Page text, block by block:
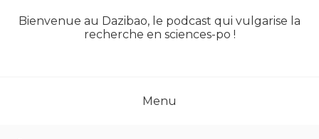
Bienvenue au Dazibao, le podcast qui vulgarise la
recherche en sciences-po !
Menu